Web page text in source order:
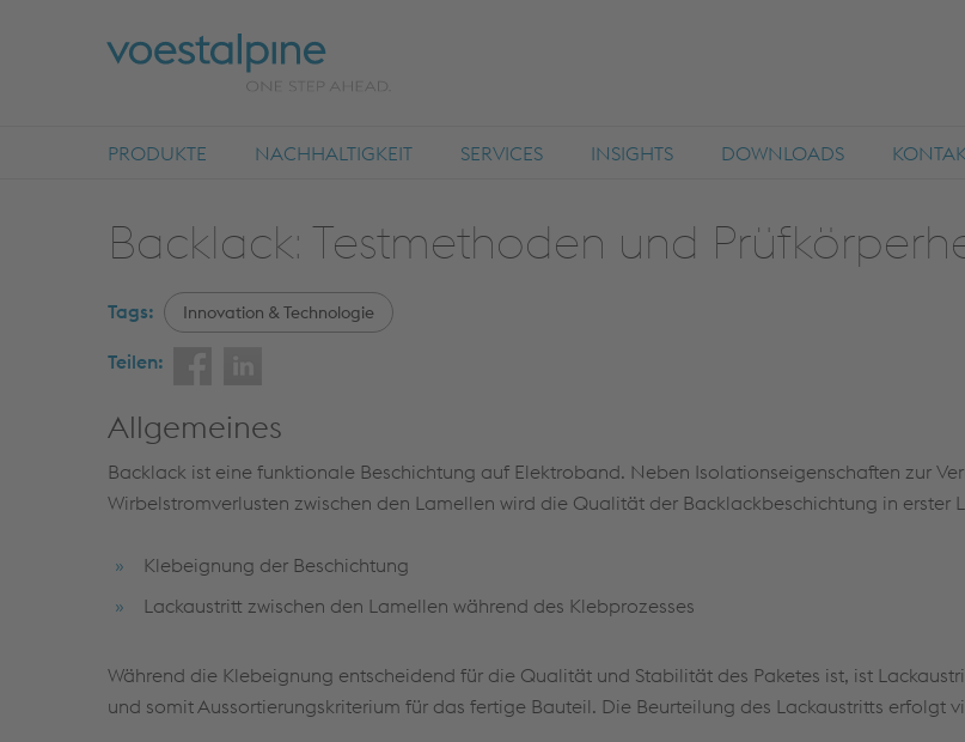
PRODUKTE NACHHALTIGKEIT SERVICES INSIGHTS DOWNLOADS
Backlack: Testmethoden und
Tags: Innovation & Technologie
Teilen:
Allgemeines
Backlack ist eine funktionale Beschichtung auf Elektroband. Neben Isolationseigenschaften zur
Wirbelstromverlusten zwischen den Lamellen wird die Qualität der Backlackbeschichtung in erster
Klebeignung der Beschichtung
Lackaustritt zwischen den Lamellen während des Klebprozesses
Während die Klebeignung entscheidend für die Qualität und Stabilität des Paketes ist, ist
und somit Aussortierungskriterium für das fertige Bauteil. Die Beurteilung des Lackaustritts erfolgt